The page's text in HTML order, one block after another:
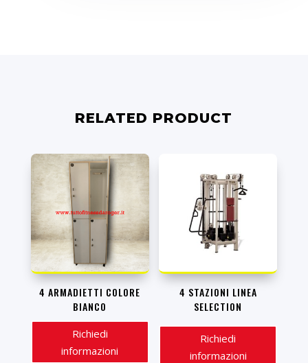
RELATED PRODUCT
4 ARMADIETTI COLORE
BIANCO
Richiedi
informazioni
4 STAZIONI LINEA
SELECTION
Richiedi
informazioni